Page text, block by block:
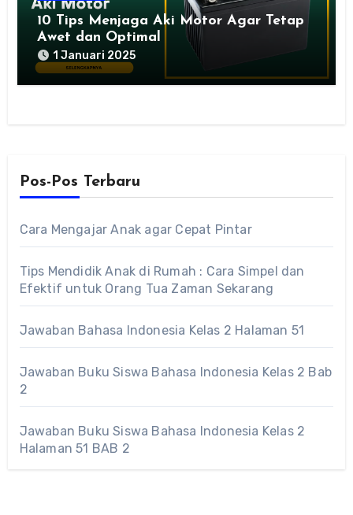
10 Tips Menjaga Aki Motor Agar Tetap
Awet dan Optimal
1 Januari 2025
Pos-Pos Terbaru
Cara Mengajar Anak agar Cepat Pintar
Tips Mendidik Anak di Rumah : Cara Simpel dan
Efektif untuk Orang Tua Zaman Sekarang
Jawaban Bahasa Indonesia Kelas 2 Halaman 51
Jawaban Buku Siswa Bahasa Indonesia Kelas 2 Bab
2
Jawaban Buku Siswa Bahasa Indonesia Kelas 2
Halaman 51 BAB 2